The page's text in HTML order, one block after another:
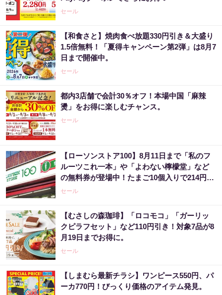
セール
【和食さと】焼肉食べ放題330円引き＆大盛り
1.5倍無料！「夏得キャンペーン第2弾」は8月7
日まで開催中。
セール
都内3店舗で会計30％オフ！本場中国「麻辣
燙」をお得に楽しむチャンス。
セール
【ローソンストア100】8月11日まで「私のフ
ルーツこれ一本」や「よわない檸檬堂」など
の無料券が登場中！たまご10個入りで214円な
どのお得企画も見逃せない。
セール
【むさしの森珈琲】「ロコモコ」「ガーリッ
クピラフセット」など110円引き！対象7品が8
月19日までお得に。
セール
【しまむら最新チラシ】ワンピース550円、パ
ーカ770円！びっくり価格のアイテム発見。